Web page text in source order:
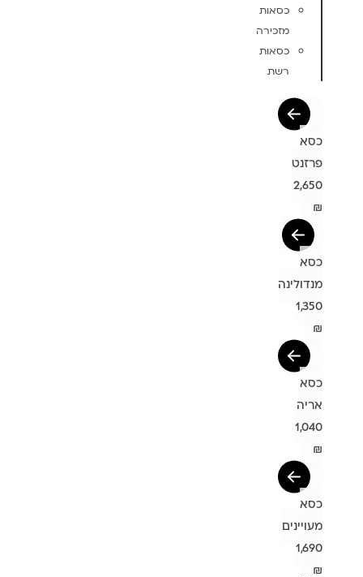
כסאות
מזכירה
כסאות
רשת
כסא
פרזנט
2,650
₪
כסא
מנדולינה
1,350
₪
כסא
אריה
1,040
₪
כסא
מעויינים
1,690
₪